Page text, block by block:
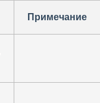
Примечание